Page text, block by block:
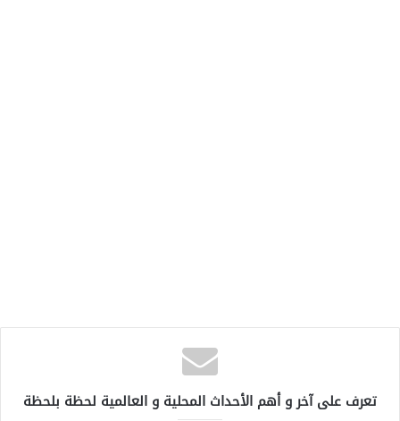
تعرف على آخر و أهم الأحداث المحلية و العالمية لحظة بلحظة